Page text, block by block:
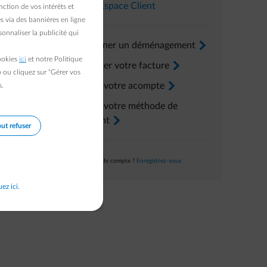
Dans l’ Espace Client
Renseigner un déménagement arrow-right
Consulter votre facture arrow-right
Ajuster votre acompte arrow-right
Ajuster votre méthode de
paiement arrow-right
Pas encore de compte ? Enregistrez-vous
de vos intérêts et
via des bannières en ligne
la publicité qui
ici et notre Politique
ou cliquez sur "Gérer vos
refuser
ici.